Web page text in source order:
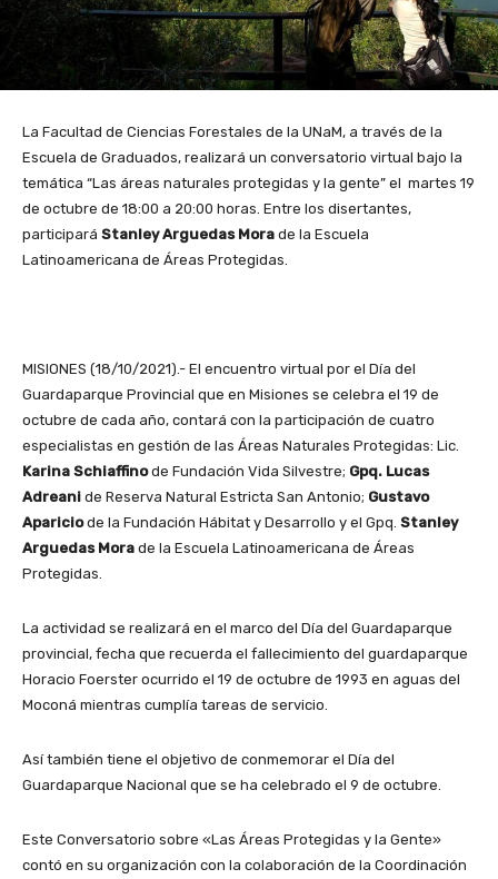
La Facultad de Ciencias Forestales de la UNaM, a través de la
Escuela de Graduados, realizará un conversatorio virtual bajo la
temática “Las áreas naturales protegidas y la gente” el martes 19
de octubre de 18:00 a 20:00 horas. Entre los disertantes,
participará Stanley Arguedas Mora de la Escuela
Latinoamericana de Áreas Protegidas.
MISIONES (18/10/2021).- El encuentro virtual por el Día del
Guardaparque Provincial que en Misiones se celebra el 19 de
octubre de cada año, contará con la participación de cuatro
especialistas en gestión de las Áreas Naturales Protegidas: Lic.
Karina Schiaffinode Fundación Vida Silvestre; Gpq. Lucas
Adreani de Reserva Natural Estricta San Antonio; Gustavo
Apariciode la Fundación Hábitat y Desarrollo y el Gpq. Stanley
Arguedas Mora de la Escuela Latinoamericana de Áreas
Protegidas.
La actividad se realizará en el marco del Día del Guardaparque
provincial, fecha que recuerda el fallecimiento del guardaparque
Horacio Foerster ocurrido el 19 de octubre de 1993 en aguas del
Moconá mientras cumplía tareas de servicio.
Así también tiene el objetivo de conmemorar el Día del
Guardaparque Nacional que se ha celebrado el 9 de octubre.
Este Conversatorio sobre «Las Áreas Protegidas y la Gente»
contó en su organización con la colaboración de la Coordinación